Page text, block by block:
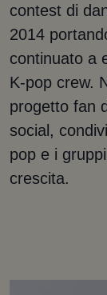
contest di
2014
continuato a
K-pop crew.
progetto fan
social,
pop e i
crescita.